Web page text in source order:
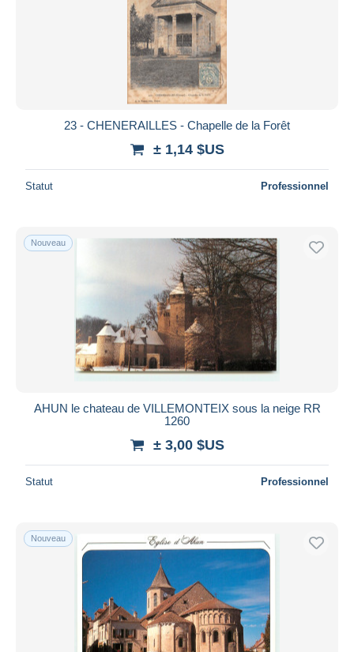
23 - CHENERAILLES - Chapelle de la Forêt
± 1,14 $US
Statut Professionnel
Nouveau
AHUN le chateau de VILLEMONTEIX sous la neige RR
1260
± 3,00 $US
Statut Professionnel
Nouveau